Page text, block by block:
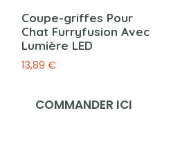
Coupe-griffes Pour
Chat Furryfusion Avec
Lumière LED
13,89 €
COMMANDER ICI